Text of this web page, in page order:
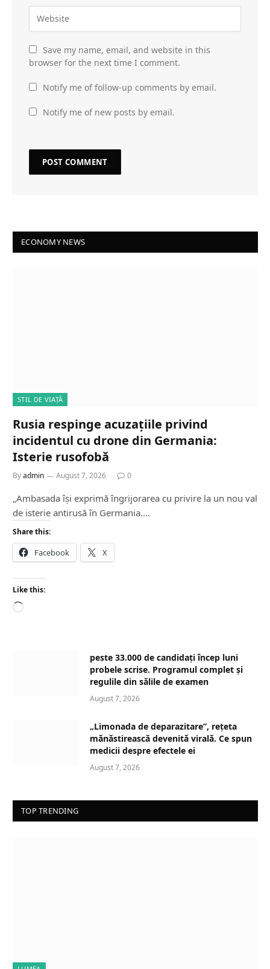
Save my name, email, and website in this
browser for the next time I comment.
Notify me of follow-up comments by email.
Notify me of new posts by email.
ECONOMY NEWS
STIL DE VIAȚĂ
Rusia respinge acuzațiile privind
incidentul cu drone din Germania:
Isterie rusofobă
Byadmin August 7, 2026 0
„Ambasada își exprimă îngrijorarea cu privire la un nou val
de isterie antirusă în Germania.…
Share this:
Facebook X
Like this:
L
peste 33.000 de candidați încep luni
probele scrise. Programul complet și
regulile din sălile de examen
August 7, 2026
„Limonada de deparazitare”, rețeta
mănăstirească devenită virală. Ce spun
medicii despre efectele ei
August 7, 2026
TOP TRENDING